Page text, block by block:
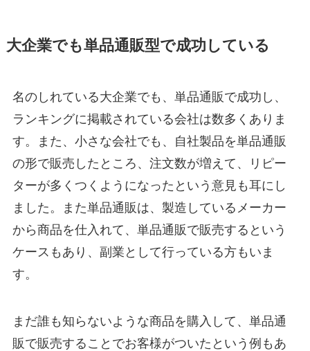
大企業でも単品通販型で成功している
名のしれている大企業でも、単品通販で成功し、
ランキングに掲載されている会社は数多くありま
す。また、小さな会社でも、自社製品を単品通販
の形で販売したところ、注文数が増えて、リピー
ターが多くつくようになったという意見も耳にし
ました。また単品通販は、製造しているメーカー
から商品を仕入れて、単品通販で販売するという
ケースもあり、副業として行っている方もいま
す。
まだ誰も知らないような商品を購入して、単品通
販で販売することでお客様がついたという例もあ